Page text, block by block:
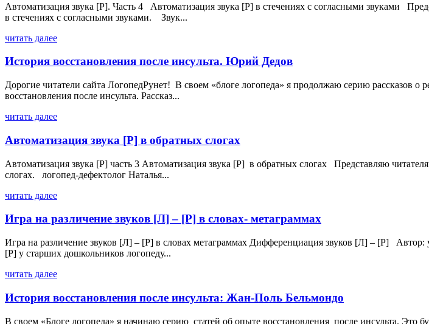
Автоматизация звука [Р]. Часть 4 Автоматизация звука [Р] в стечениях с согласными звуками
в стечениях с согласными звуками. Звук...
читать далее
История восстановления после инсульта. Юрий Дедов
Дорогие читатели сайта ЛогопедРунет! В своем «блоге логопеда» я продолжаю серию рассказов
восстановления после инсульта. Рассказ...
читать далее
Автоматизация звука [Р] в обратных слогах
Автоматизация звука [Р] часть 3 Автоматизация звука [Р] в обратных слогах Представляю
слогах. логопед-дефектолог Наталья...
читать далее
Игра на различение звуков [Л] – [Р] в словах- метаграммах
Игра на различение звуков [Л] – [Р] в словах метаграммах Дифференциация звуков [Л] – [Р]
[Р] у старших дошкольников логопеду...
читать далее
История восстановления после инсульта: Жан-Поль Бельмондо
В своем «Блоге логопеда» я начинаю серию статей об опыте восстановления после инсульта.